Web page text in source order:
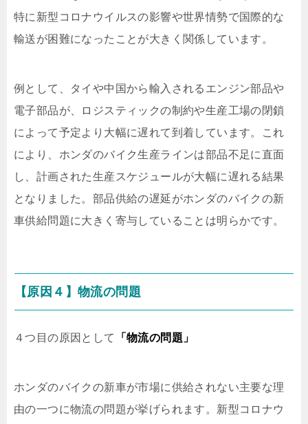
特に新型コロナウイルスの影響や世界情勢で国際的な
輸送が困難になったことが大きく関係しています。
例として、タイや中国から輸入されるエンジン部品や
電子部品が、ロジスティックの制約や生産工場の閉鎖
によって予定より大幅に遅れて到着しています。これ
により、ホンダのバイク生産ラインは部品不足に直面
し、計画された生産スケジュールが大幅に遅れる結果
となりました。部品供給の遅延がホンダのバイクの新
車供給問題に大きく寄与していることは明らかです。
【原因４】物流の問題
４つ目の原因として 「物流の問題」
ホンダのバイクの新車が市場に供給されない主要な理
由の一つに物流の問題が挙げられます。新型コロナウ